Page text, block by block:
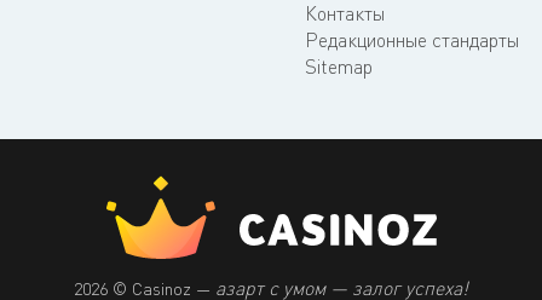
Контакты
Редакционные стандарты
Sitemap
2026 © Casinoz — азарт с умом — залог успеха!